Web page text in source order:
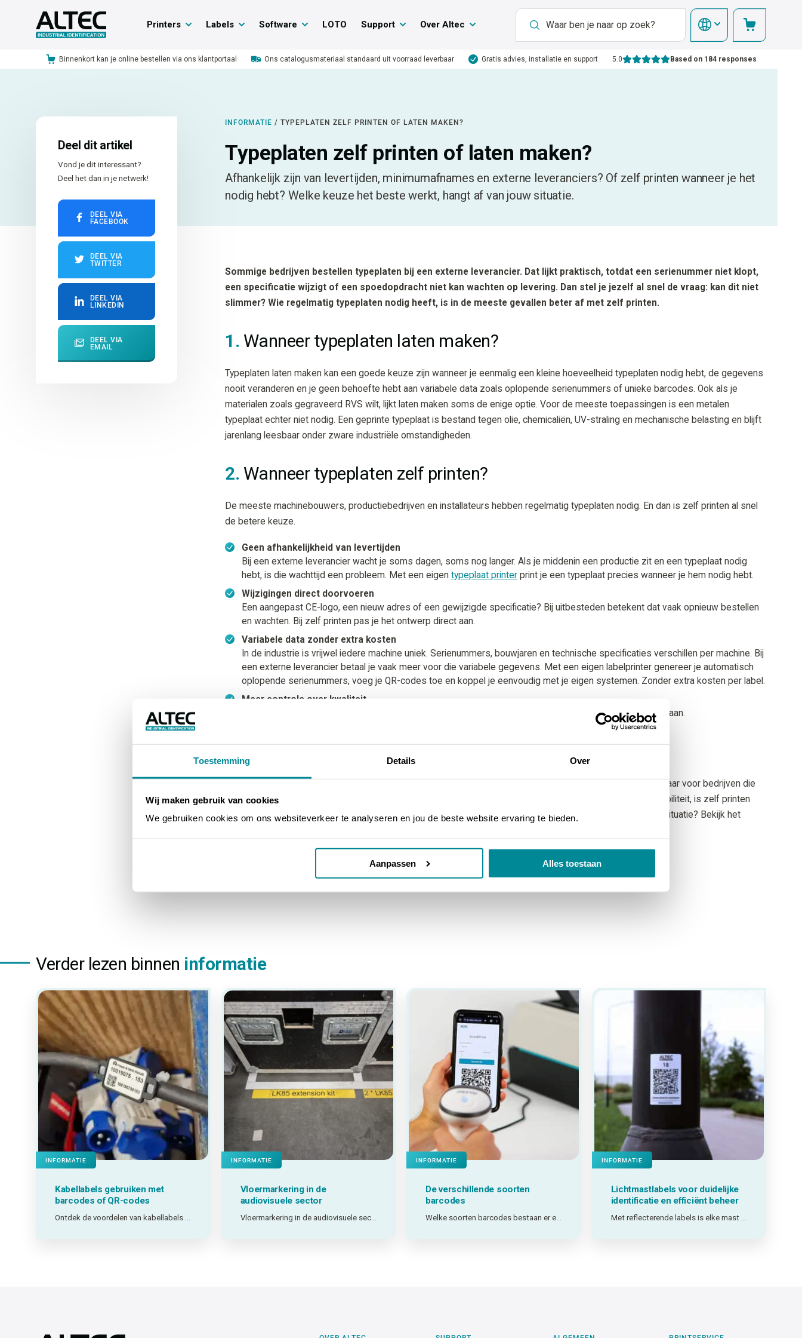
Toestemming Details Over
Wij maken gebruik van cookies
We gebruiken cookies om ons websiteverkeer te analyseren en jou de beste website ervaring te bieden.
Aanpassen Alles toestaan
Printers Labels Software LOTO Support Over Altec
Binnenkort kan je online bestellen via ons klantportaal Ons catalogusmateriaal standaard uit voorraad leverbaar Gratis advies, installatie en support 5.0 Based on 184 responses
Deel dit artikel
Vond je dit interessant?
Deel het dan in je netwerk!
DEEL VIA
FACEBOOK
DEEL VIA
TWITTER
DEEL VIA
LINKEDIN
DEEL VIA
EMAIL
INFORMATIE /TYPEPLATEN ZELF PRINTEN OF LATEN MAKEN?
Typeplaten zelf printen of laten maken?
Afhankelijk zijn van levertijden, minimumafnames en externe leveranciers? Of zelf printen wanneer je het
nodig hebt? Welke keuze het beste werkt, hangt af van jouw situatie.
Sommige bedrijven bestellen typeplaten bij een externe leverancier. Dat lijkt praktisch, totdat een serienummer niet klopt,
een specificatie wijzigt of een spoedopdracht niet kan wachten op levering. Dan stel je jezelf al snel de vraag: kan dit niet
slimmer? Wie regelmatig typeplaten nodig heeft, is in de meeste gevallen beter af met zelf printen.
1. Wanneer typeplaten laten maken?
Typeplaten laten maken kan een goede keuze zijn wanneer je eenmalig een kleine hoeveelheid typeplaten nodig hebt, de gegevens
nooit veranderen en je geen behoefte hebt aan variabele data zoals oplopende serienummers of unieke barcodes. Ook als je
materialen zoals gegraveerd RVS wilt, lijkt laten maken soms de enige optie. Voor de meeste toepassingen is een metalen
typeplaat echter niet nodig. Een geprinte typeplaat is bestand tegen olie, chemicaliën, UV-straling en mechanische belasting en blijft
jarenlang leesbaar onder zware industriële omstandigheden.
2. Wanneer typeplaten zelf printen?
De meeste machinebouwers, productiebedrijven en installateurs hebben regelmatig typeplaten nodig. En dan is zelf printen al snel
de betere keuze.
Geen afhankelijkheid van levertijden
Bij een externe leverancier wacht je soms dagen, soms nog langer. Als je middenin een productie zit en een typeplaat nodig
hebt, is die wachttijd een probleem. Met een eigentypeplaat printer print je een typeplaat precies wanneer je hem nodig hebt.
Wijzigingen direct doorvoeren
Een aangepast CE-logo, een nieuw adres of een gewijzigde specificatie? Bij uitbesteden betekent dat vaak opnieuw bestellen
en wachten. Bij zelf printen pas je het ontwerp direct aan.
Variabele data zonder extra kosten
In de industrie is vrijwel iedere machine uniek. Serienummers, bouwjaren en technische specificaties verschillen per machine. Bij
een externe leverancier betaal je vaak meer voor die variabele gegevens. Met een eigen labelprinter genereer je automatisch
oplopende serienummers, voeg je QR-codes toe en koppel je eenvoudig met je eigen systemen. Zonder extra kosten per label.
Meer controle over kwaliteit
Zelf printen betekent ook dat je direct ziet of een label goed is. Klopt er iets niet, dan pas je het meteen aan.
3.Wat past het beste bij jouw situatie?
Typeplaten laten maken is zinvol als je eenmalig een kleine hoeveelheid nodig hebt zonder variabele data. Maar voor bedrijven die
regelmatig typeplaten nodig hebben met unieke serienummers, wisselende gegevens of behoefte aan flexibiliteit, is zelf printen
vrijwel altijd de slimmere keuze. Benieuwd welk labelmateriaal en welke labelprinter het beste past bij jouw situatie? Bekijk het
Verder lezen binnen informatie
INFORMATIE
Kabellabels gebruiken met
barcodes of QR-codes
Ontdek de voordelen van kabellabels met barcodes en QR-codes.
INFORMATIE
Vloermarkering in de
audiovisuele sector
Vloermarkering in de audiovisuele sector: getest in de praktijk
INFORMATIE
De verschillende soorten
barcodes
Welke soorten barcodes bestaan er en welke past het best bij mijn toepassing?
INFORMATIE
Lichtmastlabels voor duidelijke
identificatie en efficiënt beheer
Met reflecterende labels is elke mast direct herkenbaar